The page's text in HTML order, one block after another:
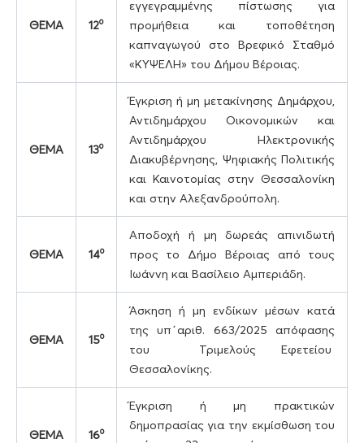
ΘΕΜΑ 12ο
εγγεγραμμένης πίστωσης για
προμήθεια και τοποθέτηση
καπναγωγού στο Βρεφικό Σταθμό
«ΚΥΨΕΛΗ» του Δήμου Βέροιας.
ΘΕΜΑ 13ο
Έγκριση ή μη μετακίνησης Δημάρχου,
Αντιδημάρχου Οικονομικών και
Αντιδημάρχου Ηλεκτρονικής
Διακυβέρνησης, Ψηφιακής Πολιτικής
και Καινοτομίας στην Θεσσαλονίκη
και στην Αλεξανδρούπολη.
ΘΕΜΑ 14ο
Αποδοχή ή μη δωρεάς απινιδωτή
προς το Δήμο Βέροιας από τους
Ιωάννη και Βασίλειο Αμπεριάδη.
ΘΕΜΑ 15ο
Άσκηση ή μη ενδίκων μέσων κατά
της υπ΄αριθ. 663/2025 απόφασης
του Τριμελούς Εφετείου
Θεσσαλονίκης.
ΘΕΜΑ 16ο
Έγκριση ή μη πρακτικών
δημοπρασίας για την εκμίσθωση του